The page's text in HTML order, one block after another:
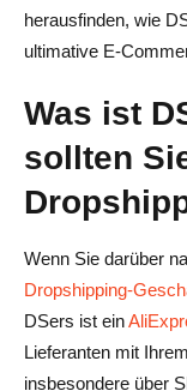
Schrittweise
Dropshipping
Optimieren Sie
Nutzen Sie die
Überwachen und
an
Konzentrieren Sie
herausfinden, wie
ultimative E-
Was ist
sollten
Wenn Sie darüber
Dropshipping-
DSers ist ein
Lieferanten mit
insbesondere über